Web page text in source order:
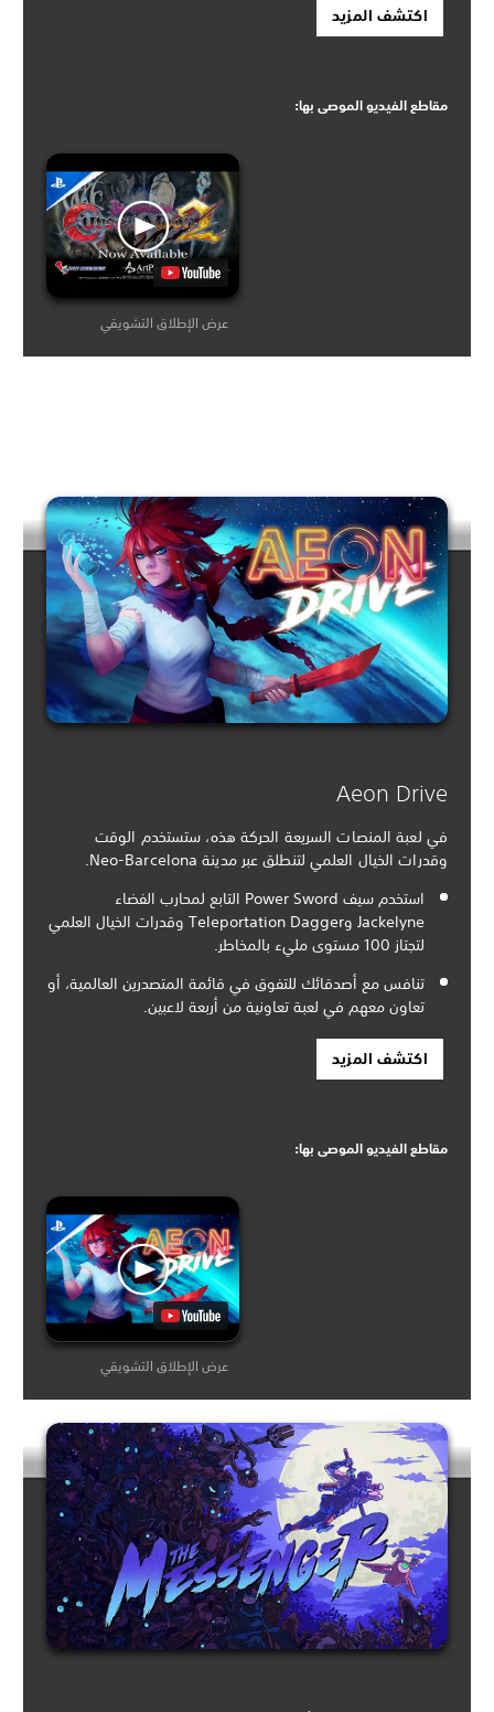
اكتشف المزيد
مقاطع الفيديو الموصى بها:
عرض الإطلاق التشويقي
Aeon Drive
في لعبة المنصات السريعة الحركة هذه، ستستخدم الوقت
وقدرات الخيال العلمي لتنطلق عبر مدينة Neo-Barcelona.
استخدم سيف Power Sword التابع لمحارب الفضاء
Jackelyne وTeleportation Dagger وقدرات الخيال العلمي
لتجتاز 100 مستوى مليء بالمخاطر.
تنافس مع أصدقائك للتفوق في قائمة المتصدرين العالمية، أو
تعاون معهم في لعبة تعاونية من أربعة لاعبين.
اكتشف المزيد
مقاطع الفيديو الموصى بها:
عرض الإطلاق التشويقي